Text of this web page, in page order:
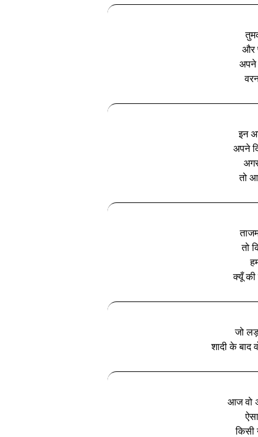
और
अपने
इन
अपने
तो
तो
क्यूँ की
जो
शादी के बाद
आज वो
किसी